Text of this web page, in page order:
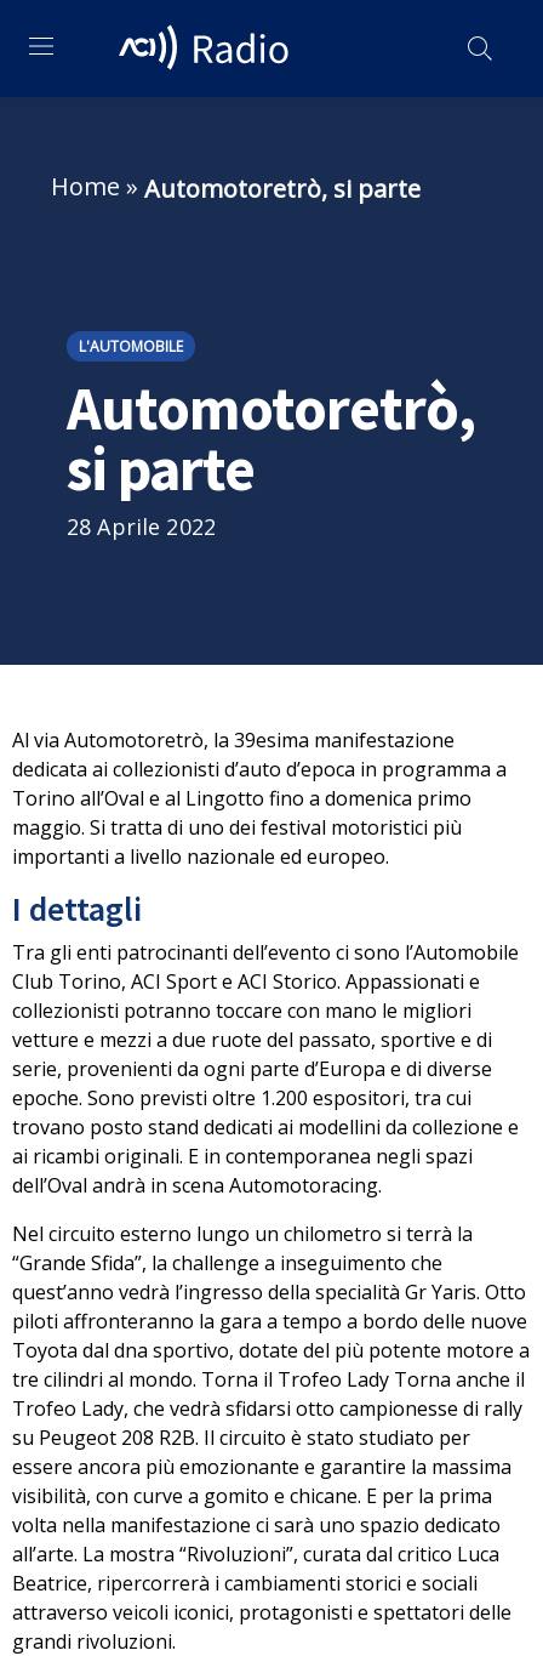
Home » Automotoretrò, si parte
L'AUTOMOBILE
Automotoretrò,
si parte
28 Aprile 2022
Al via Automotoretrò, la 39esima manifestazione
dedicata ai collezionisti d’auto d’epoca in programma a
Torino all’Oval e al Lingotto fino a domenica primo
maggio. Si tratta di uno dei festival motoristici più
importanti a livello nazionale ed europeo.
I dettagli
Tra gli enti patrocinanti dell’evento ci sono l’Automobile
Club Torino, ACI Sport e ACI Storico. Appassionati e
collezionisti potranno toccare con mano le migliori
vetture e mezzi a due ruote del passato, sportive e di
serie, provenienti da ogni parte d’Europa e di diverse
epoche. Sono previsti oltre 1.200 espositori, tra cui
trovano posto stand dedicati ai modellini da collezione e
ai ricambi originali. E in contemporanea negli spazi
dell’Oval andrà in scena Automotoracing.
Nel circuito esterno lungo un chilometro si terrà la
“Grande Sfida”, la challenge a inseguimento che
quest’anno vedrà l’ingresso della specialità Gr Yaris. Otto
piloti affronteranno la gara a tempo a bordo delle nuove
Toyota dal dna sportivo, dotate del più potente motore a
tre cilindri al mondo. Torna il Trofeo Lady Torna anche il
Trofeo Lady, che vedrà sfidarsi otto campionesse di rally
su Peugeot 208 R2B. Il circuito è stato studiato per
essere ancora più emozionante e garantire la massima
visibilità, con curve a gomito e chicane. E per la prima
volta nella manifestazione ci sarà uno spazio dedicato
all’arte. La mostra “Rivoluzioni”, curata dal critico Luca
Beatrice, ripercorrerà i cambiamenti storici e sociali
attraverso veicoli iconici, protagonisti e spettatori delle
grandi rivoluzioni.